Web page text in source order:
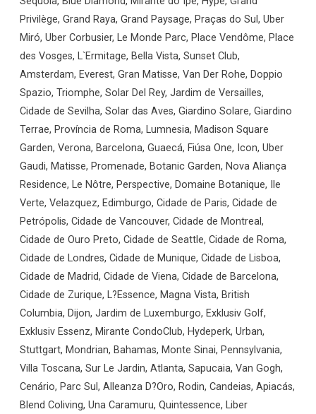
Privilège, Grand Raya, Grand Paysage, Praças do Sul, Uber
Miró, Uber Corbusier, Le Monde Parc, Place Vendôme, Place
des Vosges, L`Ermitage, Bella Vista, Sunset Club,
Amsterdam, Everest, Gran Matisse, Van Der Rohe, Doppio
Spazio, Triomphe, Solar Del Rey, Jardim de Versailles,
Cidade de Sevilha, Solar das Aves, Giardino Solare, Giardino
Terrae, Província de Roma, Lumnesia, Madison Square
Garden, Verona, Barcelona, Guaecá, Fiúsa One, Icon, Uber
Gaudi, Matisse, Promenade, Botanic Garden, Nova Aliança
Residence, Le Nôtre, Perspective, Domaine Botanique, Ile
Verte, Velazquez, Edimburgo, Cidade de Paris, Cidade de
Petrópolis, Cidade de Vancouver, Cidade de Montreal,
Cidade de Ouro Preto, Cidade de Seattle, Cidade de Roma,
Cidade de Londres, Cidade de Munique, Cidade de Lisboa,
Cidade de Madrid, Cidade de Viena, Cidade de Barcelona,
Cidade de Zurique, L?Essence, Magna Vista, British
Columbia, Dijon, Jardim de Luxemburgo, Exklusiv Golf,
Exklusiv Essenz, Mirante CondoClub, Hydeperk, Urban,
Stuttgart, Mondrian, Bahamas, Monte Sinai, Pennsylvania,
Villa Toscana, Sur Le Jardin, Atlanta, Sapucaia, Van Gogh,
Cenário, Parc Sul, Alleanza D?Oro, Rodin, Candeias, Apiacás,
Blend Coliving, Una Caramuru, Quintessence, Liber